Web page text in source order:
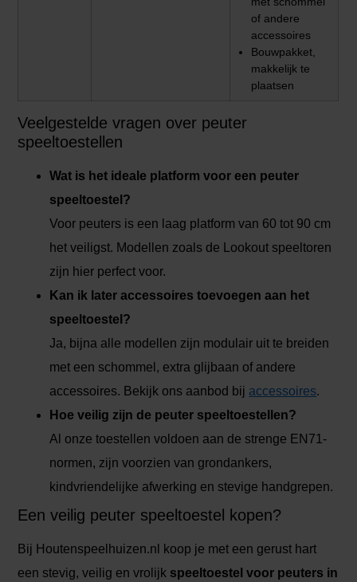
of andere
accessoires
Bouwpakket,
makkelijk te
plaatsen
Veelgestelde vragen over peuter
speeltoestellen
Wat is het ideale platform voor een peuter
speeltoestel?
Voor peuters is een laag platform van 60 tot 90 cm
het veiligst. Modellen zoals de Lookout speeltoren
zijn hier perfect voor.
Kan ik later accessoires toevoegen aan het
speeltoestel?
Ja, bijna alle modellen zijn modulair uit te breiden
met een schommel, extra glijbaan of andere
accessoires. Bekijk ons aanbod bij accessoires.
Hoe veilig zijn de peuter speeltoestellen?
Al onze toestellen voldoen aan de strenge EN71-
normen, zijn voorzien van grondankers,
kindvriendelijke afwerking en stevige handgrepen.
Een veilig peuter speeltoestel kopen?
Bij Houtenspeelhuizen.nl koop je met een gerust hart
een stevig, veilig en vrolijk speeltoestel voor peuters in